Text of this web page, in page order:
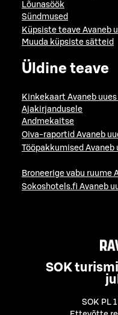
Lõunasöök
Sündmused
Küpsiste teave Avaneb
Muuda küpsiste sätteid
Üldine teave
Kinkekaart Avaneb
Ajakirjandusele
Andmekaitse
Oiva-raportid Avaneb
Tööpakkumised Avaneb
Broneerige vabu ruume
Sokoshotels.fi Avaneb
SOK
SOK PL